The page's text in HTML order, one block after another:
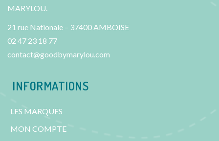
MARYLOU.
21 rue Nationale – 37400 AMBOISE
02 47 23 18 77
contact@goodbymarylou.com
INFORMATIONS
LES MARQUES
MON COMPTE